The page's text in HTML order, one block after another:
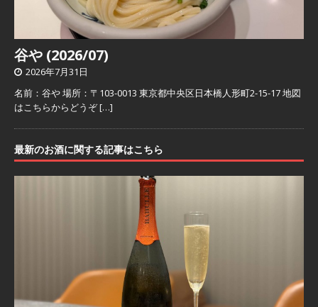
谷や (2026/07)
2026年7月31日
名前：谷や 場所：〒103-0013 東京都中央区日本橋人形町2-15-17 地図
はこちらからどうぞ[…]
最新のお酒に関する記事はこちら